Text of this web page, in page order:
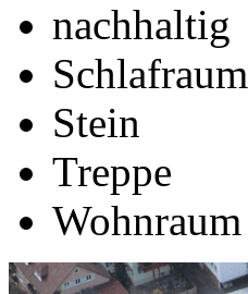
nachhaltig
Schlafraum
Stein
Treppe
Wohnraum